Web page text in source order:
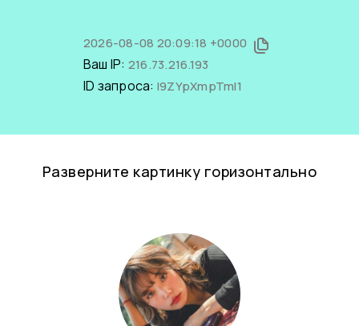
2026-08-08 20:09:18 +0000
Ваш IP: 216.73.216.193
ID запроса: I9ZYpXmpTmI1
Разверните картинку горизонтально